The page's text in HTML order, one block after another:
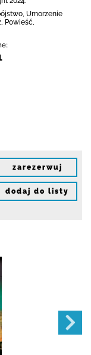
Umorzenie
Powieść,
zarezerwuj
dodaj do listy